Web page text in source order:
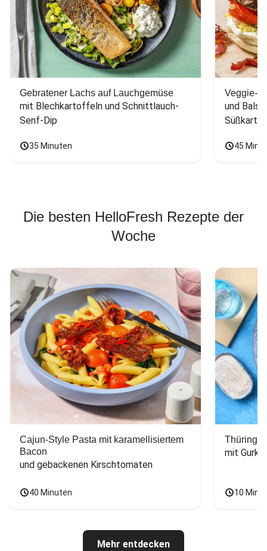
Gebratener Lachs auf Lauchgemüse
mit Blechkartoffeln und Schnittlauch-
Senf-Dip
35 Minuten
Veggie-
und
45
Die besten HelloFresh Rezepte der
Woche
Cajun-Style Pasta mit karamellisiertem
Bacon
und gebackenen Kirschtomaten
40 Minuten
mit
10
Mehr entdecken